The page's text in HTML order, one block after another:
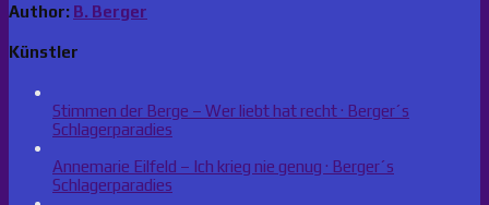
Author: B. Berger
Künstler
Stimmen der Berge – Wer liebt hat recht · Berger´s
Schlagerparadies
Annemarie Eilfeld – Ich krieg nie genug · Berger´s
Schlagerparadies